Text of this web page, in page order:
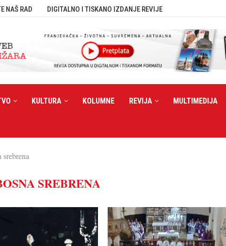
NAŠ RAD DIGITALNO I TISKANO IZDANJE REVIJE
KULTURA KOLUMNE REVIJA MULTIMEDIJA
SREBRENA